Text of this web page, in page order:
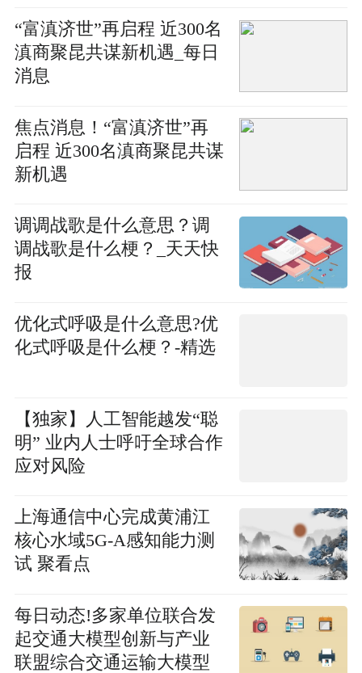
“富滇济世”再启程 近300名
滇商聚昆共谋新机遇_每日
消息
焦点消息！“富滇济世”再
启程 近300名滇商聚昆共谋
新机遇
调调战歌是什么意思？调
调战歌是什么梗？_天天快
报
优化式呼吸是什么意思?优
化式呼吸是什么梗？-精选
【独家】人工智能越发“聪
明” 业内人士呼吁全球合作
应对风险
上海通信中心完成黄浦江
核心水域5G-A感知能力测
试 聚看点
每日动态!多家单位联合发
起交通大模型创新与产业
联盟综合交通运输大模型